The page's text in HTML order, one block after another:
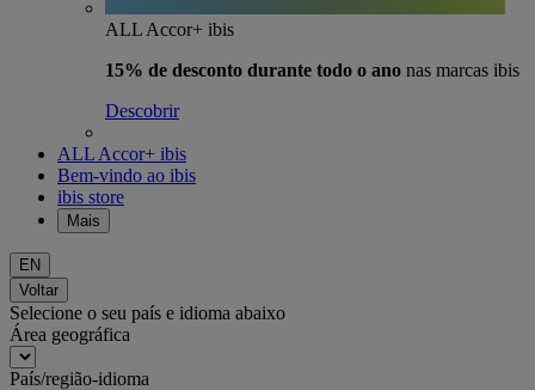
ALL Accor+ ibis
15% de desconto durante todo o ano nas marcas ibis
Descobrir
ALL Accor+ ibis
Bem-vindo ao ibis
ibis store
Mais
EN
Voltar
Selecione o seu país e idioma abaixo
Área geográfica
País/região-idioma